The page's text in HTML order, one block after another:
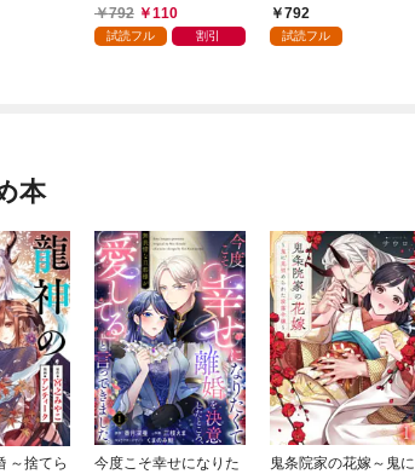
『無限
ル９９
792
110
試読フル 割引
領地を爆速で開拓し最
強の村を作ってしまう
792
試読フル
本
～捨てら
今度こそ幸せになりた
鬼条院家の花嫁～鬼に